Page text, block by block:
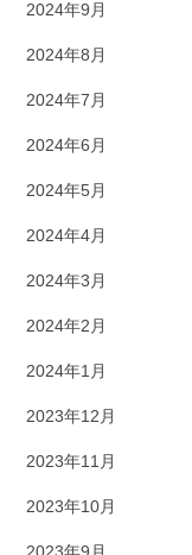
2024年9月
2024年8月
2024年7月
2024年6月
2024年5月
2024年4月
2024年3月
2024年2月
2024年1月
2023年12月
2023年11月
2023年10月